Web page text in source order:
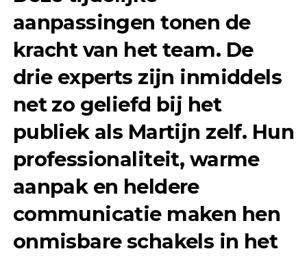
aanpassingen tonen de
kracht van het team. De
drie experts zijn inmiddels
net zo geliefd bij het
publiek als Martijn zelf. Hun
professionaliteit, warme
aanpak en heldere
communicatie maken hen
onmisbare schakels in het